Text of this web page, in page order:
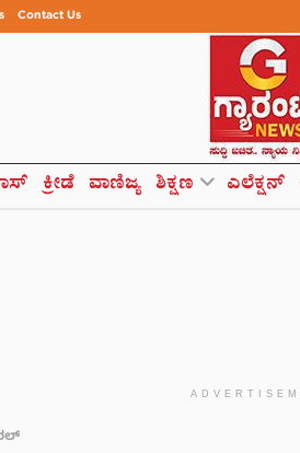
Contact Us
ಕ್ರೀಡೆ ವಾಣಿಜ್ಯ ಶಿಕ್ಷಣ ಎಲೆಕ್ಷನ್